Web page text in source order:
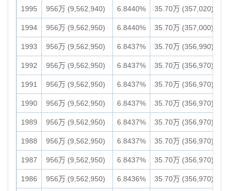
1995 956万 (9,562,940) 6.8440% 35.70万 (357,020)
1994 956万 (9,562,950) 6.8440% 35.70万 (357,000)
1993 956万 (9,562,950) 6.8437% 35.70万 (356,990)
1992 956万 (9,562,950) 6.8437% 35.70万 (356,970)
1991 956万 (9,562,950) 6.8437% 35.70万 (356,970)
1990 956万 (9,562,950) 6.8437% 35.70万 (356,970)
1989 956万 (9,562,950) 6.8437% 35.70万 (356,970)
1988 956万 (9,562,950) 6.8437% 35.70万 (356,970)
1987 956万 (9,562,950) 6.8437% 35.70万 (356,970)
1986 956万 (9,562,950) 6.8436% 35.70万 (356,970)